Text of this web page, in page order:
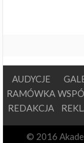
AUDYCJE
RAMÓWKA
REDAKCJA
© 2016